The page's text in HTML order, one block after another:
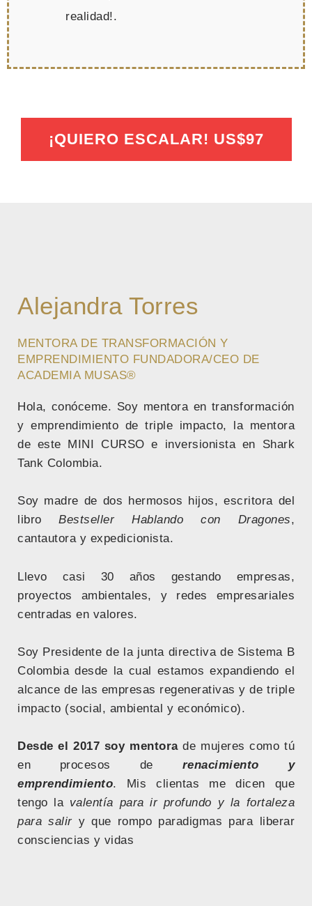
realidad!.
¡QUIERO ESCALAR! US$97
Alejandra Torres
MENTORA DE TRANSFORMACIÓN Y
EMPRENDIMIENTO FUNDADORA/CEO DE
ACADEMIA MUSAS®
Hola, conóceme. Soy mentora en transformación
y emprendimiento de triple impacto, la mentora
de este MINI CURSO e inversionista en Shark
Tank Colombia.
Soy madre de dos hermosos hijos, escritora del
libroBestseller Hablando con Dragones,
cantautora y expedicionista.
Llevo casi 30 años gestando empresas,
proyectos ambientales, y redes empresariales
centradas en valores.
Soy Presidente de la junta directiva de Sistema B
Colombia desde la cual estamos expandiendo el
alcance de las empresas regenerativas y de triple
impacto (social, ambiental y económico).
Desde el 2017 soy mentorade mujeres como tú
en procesos de renacimiento y
emprendimiento. Mis clientas me dicen que
tengo la valentía para ir profundo y la fortaleza
para saliry que rompo paradigmas para liberar
consciencias y vidas